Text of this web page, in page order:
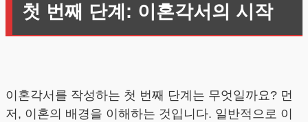
첫 번째 단계: 이혼각서의 시작
이혼각서를 작성하는 첫 번째 단계는 무엇일까요? 먼
저, 이혼의 배경을 이해하는 것입니다. 일반적으로 이